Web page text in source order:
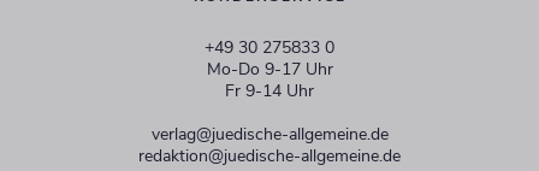
+49 30 275833 0
Mo-Do 9-17 Uhr
Fr 9-14 Uhr
verlag@juedische-allgemeine.de
redaktion@juedische-allgemeine.de